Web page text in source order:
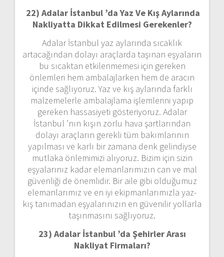
22) Adalar İstanbul ’da Yaz Ve Kış Aylarında
Nakliyatta Dikkat Edilmesi Gerekenler?
Adalar İstanbul yaz aylarında sıcaklık
artacağından dolayı araçlarda taşınan eşyaların
bu sıcaktan etkilenmemesi için gereken
önlemleri hem ambalajlarken hem de aracın
içinde sağlıyoruz. Yaz ve kış aylarında farklı
malzemelerle ambalajlama işlemlerini yapıp
gereken hassasiyeti gösteriyoruz. Adalar
İstanbul ’nın kışın zorlu hava şartlarından
dolayı araçların gerekli tüm bakımlarının
yapılması ve karlı bir zamana denk gelindiyse
mutlaka önlemimizi alıyoruz. Bizim için sizin
eşyalarınız kadar elemanlarımızın can ve mal
güvenliği de önemlidir. Bir aile gibi olduğumuz
elemanlarımız ve en iyi ekipmanlarımızla yaz-
kış tanımadan eşyalarınızın en güvenilir yollarla
taşınmasını sağlıyoruz.
23) Adalar İstanbul ’da Şehirler Arası
Nakliyat Firmaları?